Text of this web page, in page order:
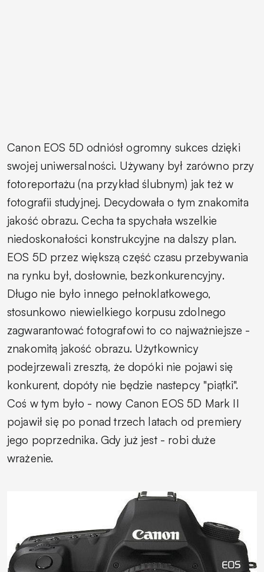
Canon EOS 5D odniósł ogromny sukces dzięki
swojej uniwersalności. Używany był zarówno przy
fotoreportażu (na przykład ślubnym) jak też w
fotografii studyjnej. Decydowała o tym znakomita
jakość obrazu. Cecha ta spychała wszelkie
niedoskonałości konstrukcyjne na dalszy plan.
EOS 5D przez większą część czasu przebywania
na rynku był, dosłownie, bezkonkurencyjny.
Długo nie było innego pełnoklatkowego,
stosunkowo niewielkiego korpusu zdolnego
zagwarantować fotografowi to co najważniejsze -
znakomitą jakość obrazu. Użytkownicy
podejrzewali zresztą, że dopóki nie pojawi się
konkurent, dopóty nie będzie nastepcy "piątki".
Coś w tym było - nowy Canon EOS 5D Mark II
pojawił się po ponad trzech latach od premiery
jego poprzednika. Gdy już jest - robi duże
wrażenie.